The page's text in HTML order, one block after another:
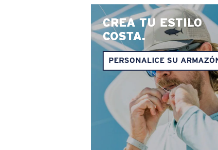
CREA TU ESTILO
COSTA.
PERSONALICE SU